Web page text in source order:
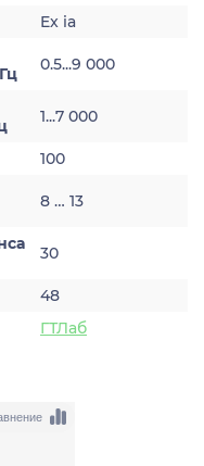
Ex ia
0.5...9 000
1...7 000
100
8 … 13
30
48
ГТЛаб